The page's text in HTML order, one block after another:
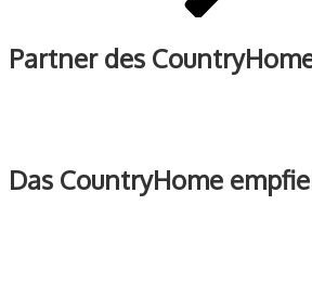
Partner des
Das CountryHome